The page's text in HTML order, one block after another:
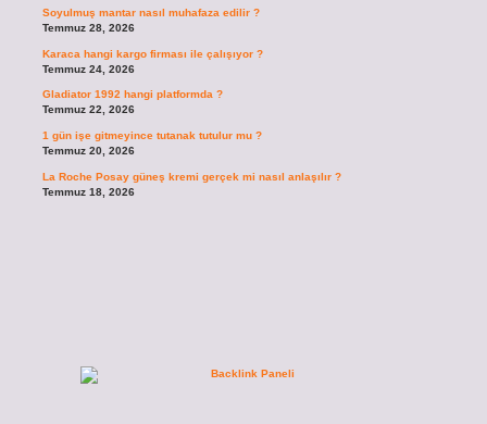
Soyulmuş mantar nasıl muhafaza edilir ?
Temmuz 28, 2026
Karaca hangi kargo firması ile çalışıyor ?
Temmuz 24, 2026
Gladiator 1992 hangi platformda ?
Temmuz 22, 2026
1 gün işe gitmeyince tutanak tutulur mu ?
Temmuz 20, 2026
La Roche Posay güneş kremi gerçek mi nasıl anlaşılır ?
Temmuz 18, 2026